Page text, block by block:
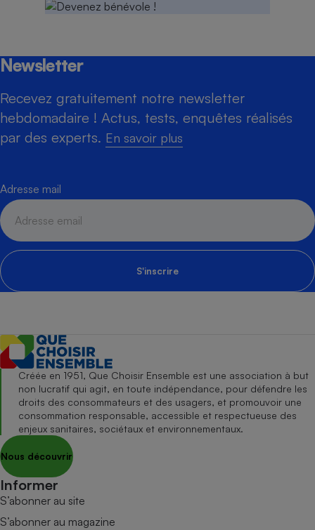
Newsletter
Recevez gratuitement notre newsletter
hebdomadaire ! Actus, tests, enquêtes réalisés
par des experts. En savoir plus
Adresse mail
S'inscrire
Créée en 1951, Que Choisir Ensemble est une association à but
non lucratif qui agit, en toute indépendance, pour défendre les
droits des consommateurs et des usagers, et promouvoir une
consommation responsable, accessible et respectueuse des
enjeux sanitaires, sociétaux et environnementaux.
Nous découvrir
Informer
S’abonner au site
S’abonner au magazine